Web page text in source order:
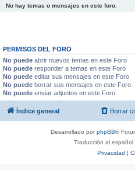
No hay temas o mensajes en este foro.
PERMISOS DEL FORO
No puede abrir nuevos temas en este Foro
No puede responder a temas en este Foro
No puede editar sus mensajes en este Foro
No puede borrar sus mensajes en este Foro
No puede enviar adjuntos en este Foro
Índice general Borrar
Desarrollado porphpBB®
Traducción al español
Privacidad |